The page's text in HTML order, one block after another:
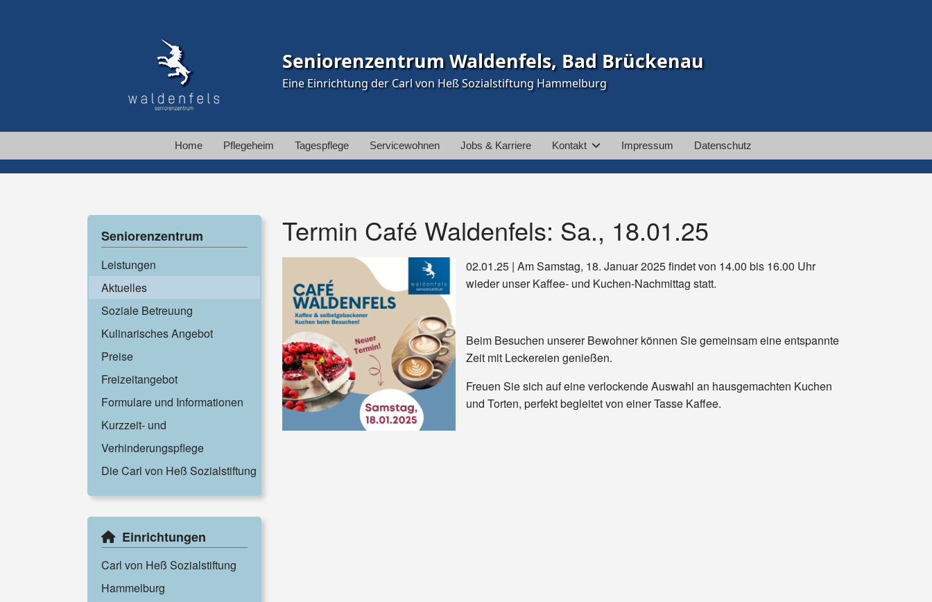
Seniorenzentrum Waldenfels, Bad Brückenau
Eine Einrichtung der Carl von Heß Sozialstiftung Hammelburg
Home Pflegeheim Tagespflege Servicewohnen Jobs & Karriere Kontakt Impressum Datenschutz
Seniorenzentrum
Leistungen
Aktuelles
Soziale Betreuung
Kulinarisches Angebot
Preise
Freizeitangebot
Formulare und Informationen
Kurzzeit- und
Verhinderungspflege
Die Carl von Heß Sozialstiftung
Einrichtungen
Carl von Heß Sozialstiftung
Hammelburg
Termin Café Waldenfels: Sa., 18.01.25
02.01.25 | Am Samstag, 18. Januar 2025 findet von 14.00 bis 16.00 Uhr
wieder unser Kaffee- und Kuchen-Nachmittag statt.
Beim Besuchen unserer Bewohner können Sie gemeinsam eine entspannte
Zeit mit Leckereien genießen.
Freuen Sie sich auf eine verlockende Auswahl an hausgemachten Kuchen
und Torten, perfekt begleitet von einer Tasse Kaffee.